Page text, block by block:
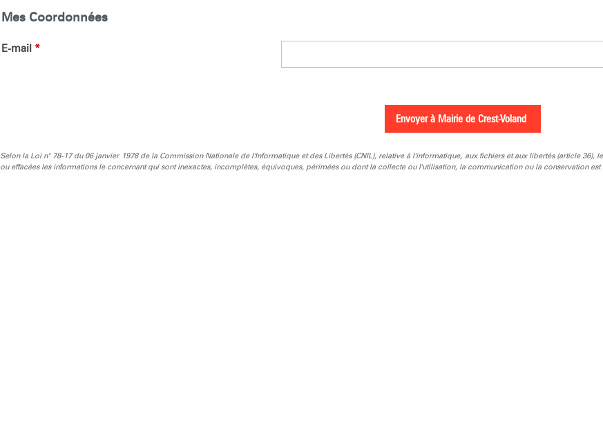
Mes Coordonnées
E-mail *
Selon la Loi n° 78-17 du 06 janvier 1978 de la Commission Nationale de l'Informatique et des Libertés (CNIL), relative à l'informatique, aux fichiers et aux libertés (article
ou effacées les informations le concernant qui sont inexactes, incomplètes, équivoques, périmées ou dont la collecte ou l'utilisation, la communication ou la conservation